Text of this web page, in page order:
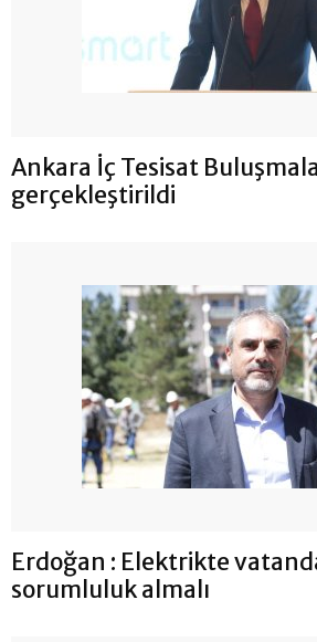
Ankara İç Tesisat
gerçekleştirildi
Erdoğan : Elektrikte
sorumluluk almalı